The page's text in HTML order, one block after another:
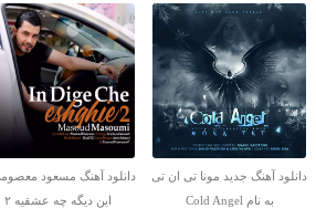
دانلود آهنگ جدید مونا تی ان تی
به نام Cold Angel
دانلود آهنگ مسعود
این دیگه چه عشقیه ۲